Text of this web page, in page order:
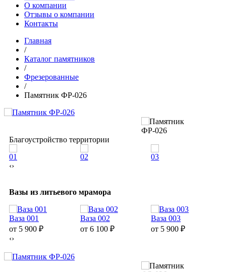
О компании
Отзывы о компании
Контакты
Главная
/
Каталог памятников
/
Фрезерованные
/
Памятник ФР-026
Благоустройство территории
01
02 03
‹›
Вазы из литьевого мрамора
Ваза 001
от 5 900 ₽
Ваза 002
от 6 100 ₽
Ваза 003
от 5 900₽
‹›